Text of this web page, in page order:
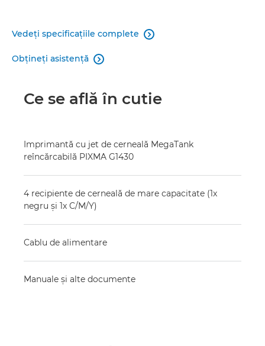
Vedeţi specificaţiile complete 
Obţineţi asistenţă 
Ce se află în cutie
Imprimantă cu jet de cerneală MegaTank
reîncărcabilă PIXMA G1430
4 recipiente de cerneală de mare capacitate (1x
negru şi 1x C/M/Y)
Cablu de alimentare
Manuale şi alte documente